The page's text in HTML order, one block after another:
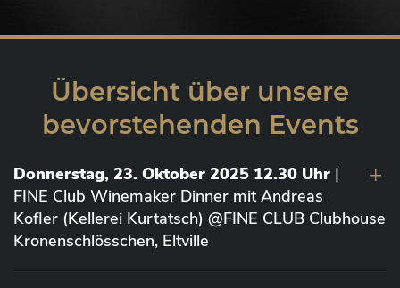
Übersicht über unsere
bevorstehenden Events
Donnerstag, 23. Oktober 2025 12.30 Uhr |
FINE Club Winemaker Dinner mit Andreas
Kofler (Kellerei Kurtatsch) @FINE CLUB Clubhouse
Kronenschlösschen, Eltville